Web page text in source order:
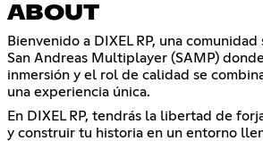
ABOUT
Bienvenido a DIXEL RP, una
San Andreas Multiplayer (SAMP)
inmersión y el rol de calidad se
una experiencia única.
En DIXEL RP, tendrás la libertad de
y construir tu historia en un entorno